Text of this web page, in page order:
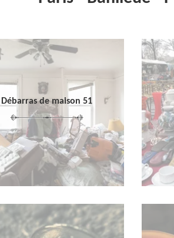
Débarras de maison 51